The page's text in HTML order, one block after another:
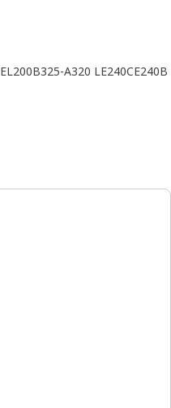
EL200B325-A320 LE240CE240B